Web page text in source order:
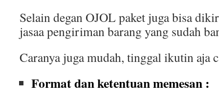
Selain degan OJOL paket juga bisa
jasaa pengiriman barang yang sudah
Caranya juga mudah, tinggal ikutin aja
Format dan ketentuan memesan :